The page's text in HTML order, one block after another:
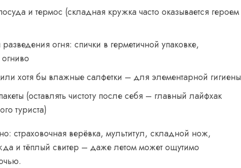
и термос (складная кружка часто оказывается героем
огня: спички в герметичной упаковке,
хотя бы влажные салфетки – для элементарной гигиены
(оставлять чистоту после себя – главный лайфхак
туриста)
страховочная верёвка, мультитул, складной нож,
и тёплый свитер – даже летом может ощутимо